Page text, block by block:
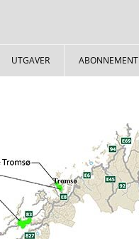
UTGAVER ABONNEMENT